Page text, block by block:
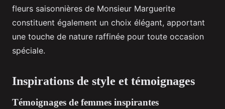
fleurs saisonnières de Monsieur Marguerite
constituent également un choix élégant, apportant
une touche de nature raffinée pour toute occasion
spéciale.
Inspirations de style et témoignages
Témoignages de femmes inspirantes